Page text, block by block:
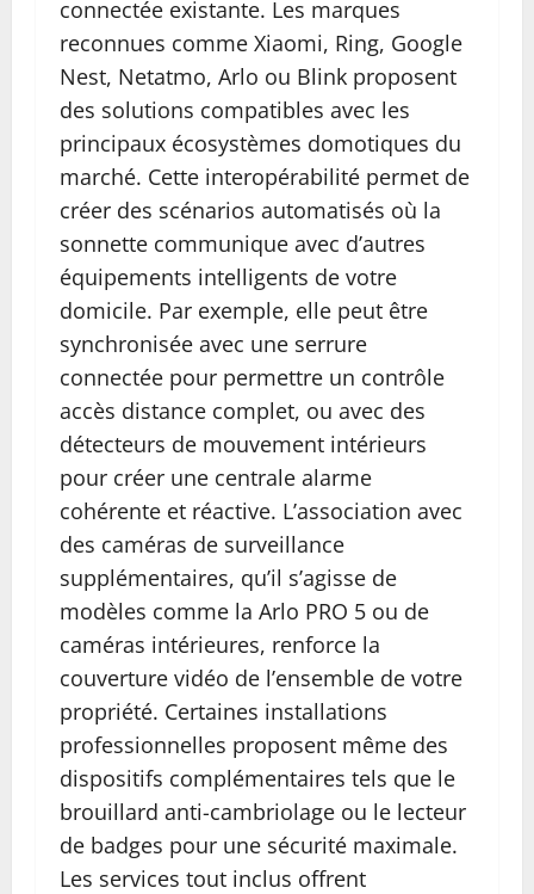
connectée existante. Les marques
reconnues comme Xiaomi, Ring, Google
Nest, Netatmo, Arlo ou Blink proposent
des solutions compatibles avec les
principaux écosystèmes domotiques du
marché. Cette interopérabilité permet de
créer des scénarios automatisés où la
sonnette communique avec d’autres
équipements intelligents de votre
domicile. Par exemple, elle peut être
synchronisée avec une serrure
connectée pour permettre un contrôle
accès distance complet, ou avec des
détecteurs de mouvement intérieurs
pour créer une centrale alarme
cohérente et réactive. L’association avec
des caméras de surveillance
supplémentaires, qu’il s’agisse de
modèles comme la Arlo PRO 5 ou de
caméras intérieures, renforce la
couverture vidéo de l’ensemble de votre
propriété. Certaines installations
professionnelles proposent même des
dispositifs complémentaires tels que le
brouillard anti-cambriolage ou le lecteur
de badges pour une sécurité maximale.
Les services tout inclus offrent